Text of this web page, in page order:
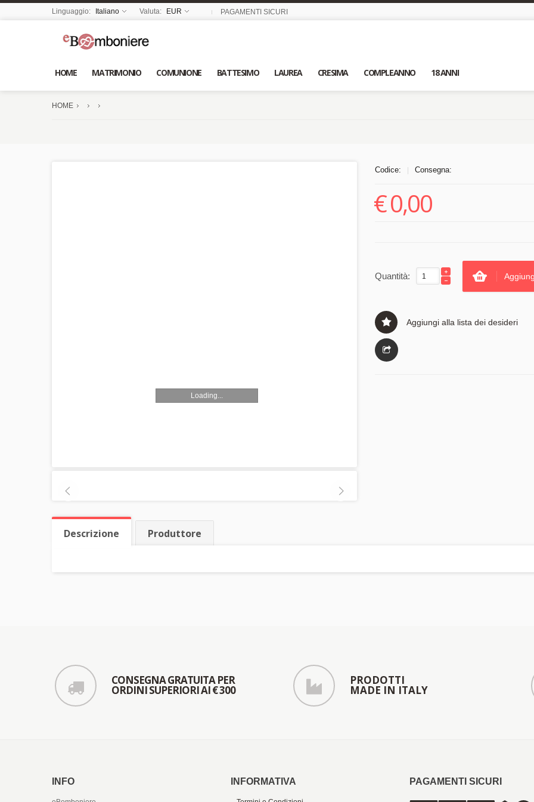
Linguaggio: Italiano Valuta: EUR PAGAMENTI SICURI
HOME MATRIMONIO COMUNIONE BATTESIMO LAUREA CRESIMA COMPLEANNO 18 ANNI
HOME
Loading...
Codice: Consegna:
€0,00
Quantità:
Aggiungi alla lista dei desideri
Descrizione Produttore
CONSEGNA GRATUITA PER
ORDINI SUPERIORI AI € 300
PRODOTTI
MADE IN ITALY
INFO INFORMATIVA PAGAMENTI SICURI